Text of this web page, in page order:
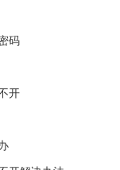
码
开